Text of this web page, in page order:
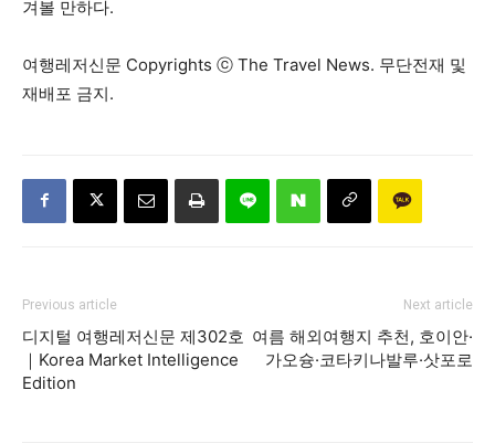
겨볼 만하다.
여행레저신문 Copyrights ⓒ The Travel News. 무단전재 및
재배포 금지.
Previous article
디지털 여행레저신문 제302호
｜Korea Market Intelligence
Edition
Next article
여름 해외여행지 추천, 호이안·
가오슝·코타키나발루·삿포로